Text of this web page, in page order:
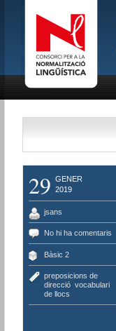
29 GENER
2019
jsans
No hi ha comentaris
Bàsic 2
preposicions de
direcció, vocabulari
de llocs